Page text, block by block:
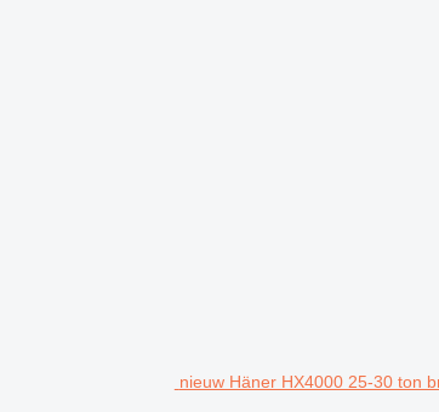
nieuw Häner HX4000 25-30 ton